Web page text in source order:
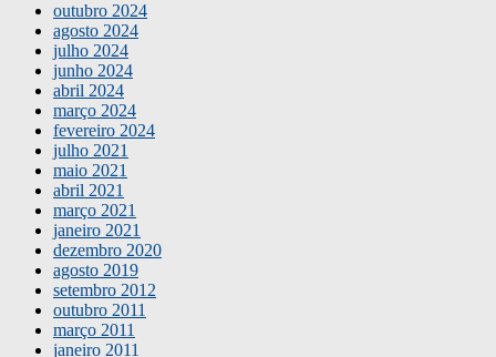
outubro 2024
agosto 2024
julho 2024
junho 2024
abril 2024
março 2024
fevereiro 2024
julho 2021
maio 2021
abril 2021
março 2021
janeiro 2021
dezembro 2020
agosto 2019
setembro 2012
outubro 2011
março 2011
janeiro 2011